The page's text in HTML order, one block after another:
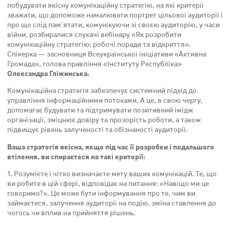
побудувати якісну комунікаційну стратегію, на які критерії
зважати, що допоможе намалювати портрет цільової аудиторії і
про що слід памʼятати, комунікуючи зі своєю аудиторію, у часи
війни, розбиралися слухачі вебінару «Як розробити
комунікаційну стратегію: робочі поради та відкриття».
Спікерка — засновниця Всеукраїнської ініціативи «Активна
Громада», голова правління «Інституту Республіка»
Олександра Гліжинська.
Комунікаційна стратегія забезпечує системний підхід до
управління інформаційними потоками. А це, в свою чергу,
допомагає будувати та підтримувати позитивний імідж
організації, зміцнює довіру та прозорість роботи, а також
підвищує рівень залученості та обізнаності аудиторії.
Ваша стратегія якісна, якщо під час її розробки і подальшого
втілення, ви спираєтеся на такі критерії:
1. Розумієте і чітко визначаєте мету ваших комунікацій. Те, що
ви робите в цій сфері, відповідає на питання: «Навіщо ми це
говоримо?». Це може бути інформування про те, чим ви
займаєтеся, залучення аудиторії на подію, зміна ставлення до
чогось чи вплив на прийняття рішень.